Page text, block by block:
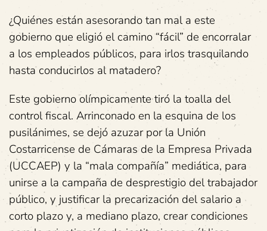
¿Quiénes están asesorando tan mal a este
gobierno que eligió el camino “fácil” de encorralar
a los empleados públicos, para irlos trasquilando
hasta conducirlos al matadero?
Este gobierno olímpicamente tiró la toalla del
control fiscal. Arrinconado en la esquina de los
pusilánimes, se dejó azuzar por la Unión
Costarricense de Cámaras de la Empresa Privada
(UCCAEP) y la “mala compañía” mediática, para
unirse a la campaña de desprestigio del trabajador
público, y justificar la precarización del salario a
corto plazo y, a mediano plazo, crear condiciones